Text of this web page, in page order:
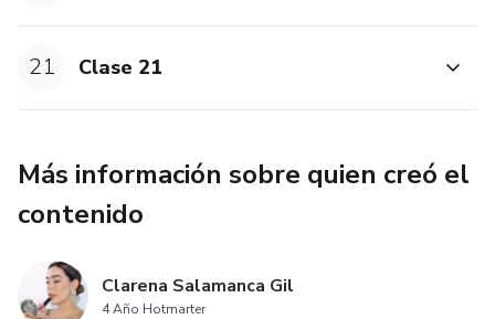
21 Clase 21
Más información sobre quien creó el
contenido
Clarena Salamanca Gil
4 Año Hotmarter